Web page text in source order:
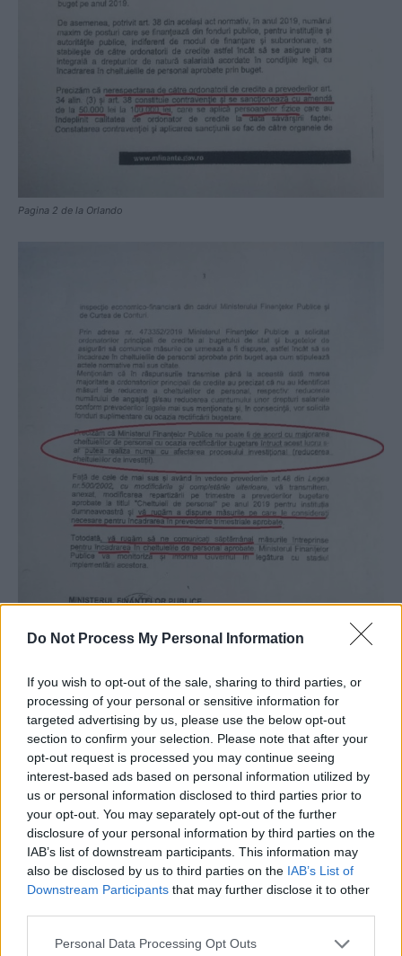
Do Not Process My Personal Information
If you wish to opt-out of the sale, sharing to third parties, or
processing of your personal or sensitive information for
targeted advertising by us, please use the below opt-out
section to confirm your selection. Please note that after your
opt-out request is processed you may continue seeing
interest-based ads based on personal information utilized by
us or personal information disclosed to third parties prior to
your opt-out. You may separately opt-out of the further
disclosure of your personal information by third parties on the
IAB’s list of downstream participants. This information may
also be disclosed by us to third parties on the IAB’s List of
Downstream Participants that may further disclose it to other
Personal Data Processing Opt Outs
Pagina 2 de la Orlando
Pagina 3 de la Orlando
CITIȚI ȘI:
*Ministrul Slugărel face pe disidentul. Se
plânge că era presat de Dragnea să dea